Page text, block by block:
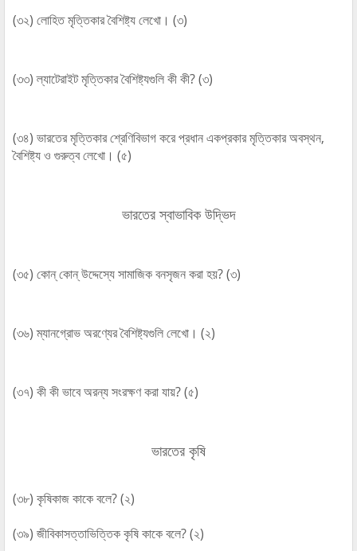
(৩২) লোহিত মৃত্তিকার বৈশিষ্ট্য লেখো। (৩)
(৩৩) ল্যাটেরাইট মৃত্তিকার বৈশিষ্ট্যগুলি কী কী? (৩)
(৩৪) ভারতের মৃত্তিকার শ্রেণিবিভাগ করে প্রধান একপ্রকার মৃত্তিকার অবস্থন,
বৈশিষ্ট্য ও গুরুত্ব লেখো। (৫)
ভারতের স্বাভাবিক উদ্ভিদ
(৩৫) কোন্‌ কোন্‌ উদ্দেস্যে সামাজিক বনসৃজন করা হয়? (৩)
(৩৬) ম্যানগ্রোভ অরণ্যের বৈশিষ্ট্যগুলি লেখো। (২)
(৩৭) কী কী ভাবে অরন্য সংরক্ষণ করা যায়? (৫)
ভারতের কৃষি
(৩৮) কৃষিকাজ কাকে বলে? (২)
(৩৯) জীবিকাসত্তাভিত্তিক কৃষি কাকে বলে? (২)